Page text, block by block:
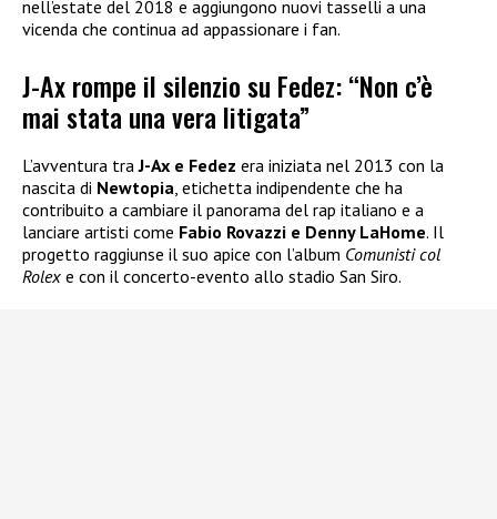
nell’estate del 2018 e aggiungono nuovi tasselli a una
vicenda che continua ad appassionare i fan.
J-Ax rompe il silenzio su Fedez: “Non c’è
mai stata una vera litigata”
L’avventura traJ-Ax e Fedez era iniziata nel 2013 con la
nascita di Newtopia , etichetta indipendente che ha
contribuito a cambiare il panorama del rap italiano e a
lanciare artisti come Fabio Rovazzi e Denny LaHome. Il
progetto raggiunse il suo apice con l’album Comunisti col
Rolex e con il concerto-evento allo stadio San Siro.